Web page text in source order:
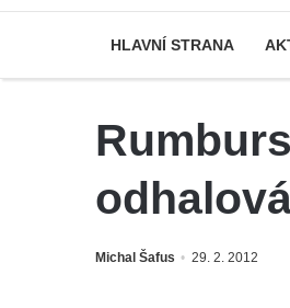
HLAVNÍ STRANA
Michal Šafus 29. 2. 2012